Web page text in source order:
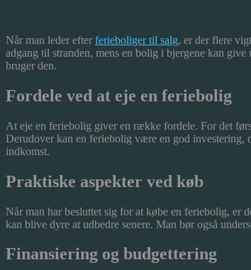
Når man leder efter ferieboliger til salg, er der flere
adgang til stranden, mens en bolig i bjergene kan
bruger den.
Fordele ved at eje en feriebolig
At eje en feriebolig giver en række fordele. For det
Derudover kan en feriebolig være en god investering,
indkomst.
Praktiske aspekter ved køb
Når man har besluttet sig for at købe en feriebolig, er
kan blive dyre at udbedre senere. Man bør også
Finansiering og budgettering